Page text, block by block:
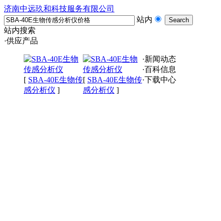
济南中远玖和科技服务有限公司
站内
站内搜索
·供应产品
[ SBA-40E生物传
感分析仪 ]
[ SBA-40E生物传
感分析仪 ]
·新闻动态
·百科信息
·下载中心